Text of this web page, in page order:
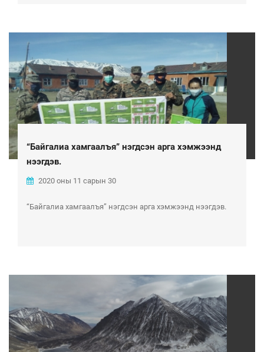
“Байгалиа хамгаалъя” нэгдсэн арга хэмжээнд
нээгдэв.
2020 оны 11 сарын 30
“Байгалиа хамгаалъя” нэгдсэн арга хэмжээнд нээгдэв.